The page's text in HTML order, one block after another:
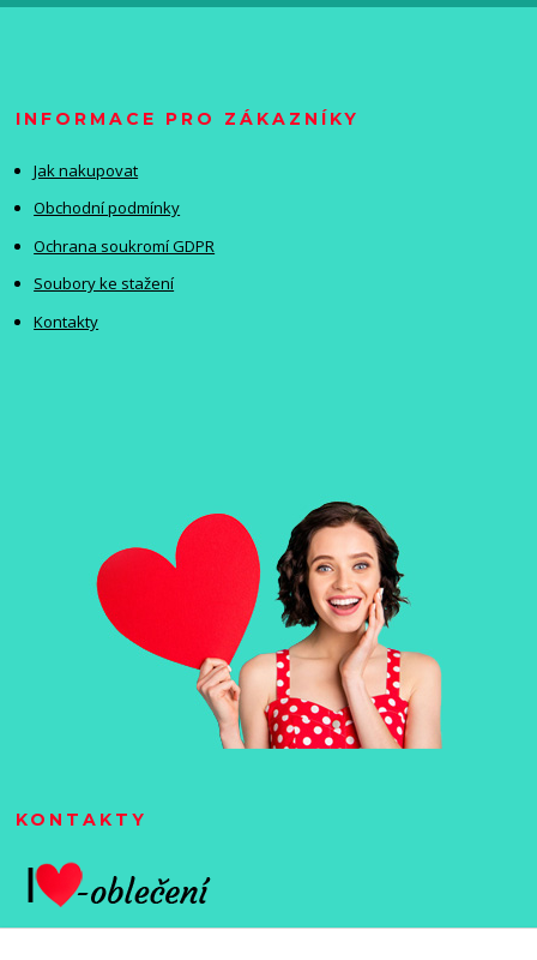
INFORMACE PRO ZÁKAZNÍKY
Jak nakupovat
Obchodní podmínky
Ochrana soukromí GDPR
Soubory ke stažení
Kontakty
KONTAKTY